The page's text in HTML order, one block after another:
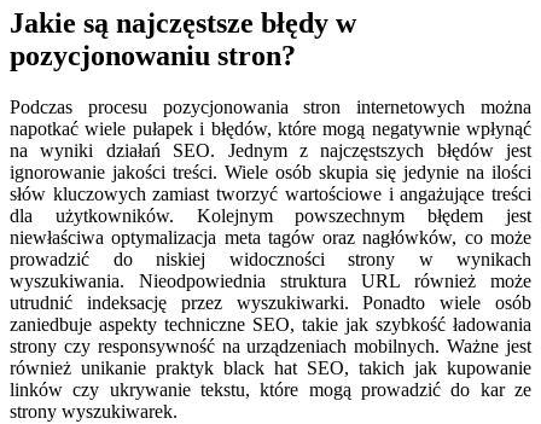
Jakie są najczęstsze błędy w
pozycjonowaniu stron?
Podczas procesu pozycjonowania stron internetowych można
napotkać wiele pułapek i błędów, które mogą negatywnie wpłynąć
na wyniki działań SEO. Jednym z najczęstszych błędów jest
ignorowanie jakości treści. Wiele osób skupia się jedynie na ilości
słów kluczowych zamiast tworzyć wartościowe i angażujące treści
dla użytkowników. Kolejnym powszechnym błędem jest
niewłaściwa optymalizacja meta tagów oraz nagłówków, co może
prowadzić do niskiej widoczności strony w wynikach
wyszukiwania. Nieodpowiednia struktura URL również może
utrudnić indeksację przez wyszukiwarki. Ponadto wiele osób
zaniedbuje aspekty techniczne SEO, takie jak szybkość ładowania
strony czy responsywność na urządzeniach mobilnych. Ważne jest
również unikanie praktyk black hat SEO, takich jak kupowanie
linków czy ukrywanie tekstu, które mogą prowadzić do kar ze
strony wyszukiwarek.